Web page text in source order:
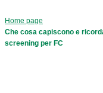
Home page
Che cosa capiscono e
screening per FC